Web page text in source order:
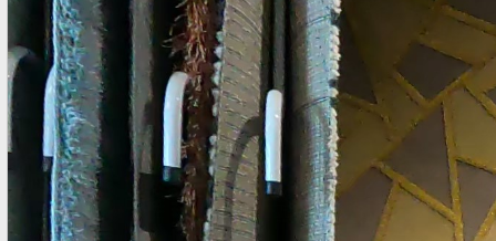
Mẫu Thảm Vintage Một sản phẩm thảm Vintage của Bỉ Ảnh
chuoj cận cảnh bề mặt và đế thảm 2. Mua Thảm Vintage ở
đâu tại TPHCM Nhiệm vụ và trách nhiệm của chúng tôi rất
nghiêm túc với từng sản phẩm mà chúng tôi cung cấp cho
khách hàng Việt Nam. Thảm Đẹp Sài Gòn tìm kiếm, chọn lọc
nhập về kho ...